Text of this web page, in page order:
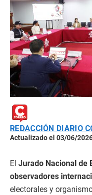
REDACCIÓN DIARIO
Actualizado el 03/06/
El Jurado Nacional de
observadores
electorales y